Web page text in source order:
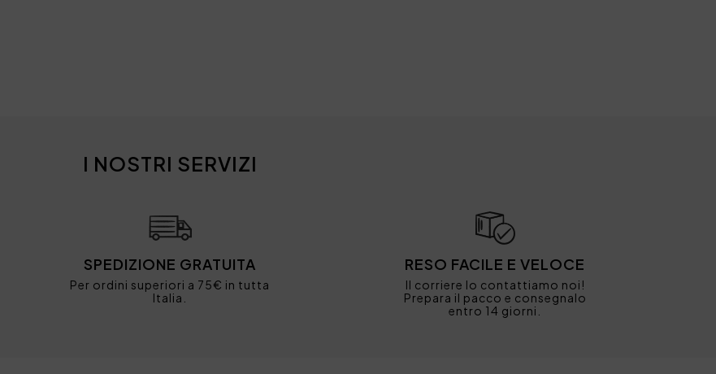
I NOSTRI SERVIZI
SPEDIZIONE GRATUITA
Per ordini superiori a 75€ in tutta
Italia.
RESO FACILE E VELOCE
Il corriere lo contattiamo noi!
Prepara il pacco e consegnalo
entro 14 giorni.